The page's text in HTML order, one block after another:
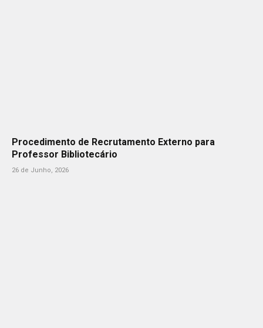
Procedimento de Recrutamento Externo para
Professor Bibliotecário
26 de Junho, 2026